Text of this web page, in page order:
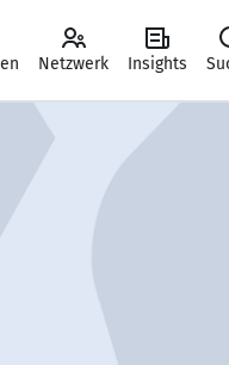
Netzwerk Insights